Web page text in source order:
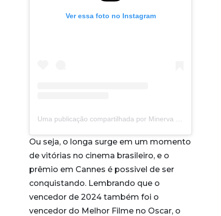
Ver essa foto no Instagram
Ou seja, o longa surge em um momento
de vitórias no cinema brasileiro, e o
prêmio em Cannes é possivel de ser
conquistando. Lembrando que o
vencedor de 2024 também foi o
vencedor do Melhor Filme no Oscar, o